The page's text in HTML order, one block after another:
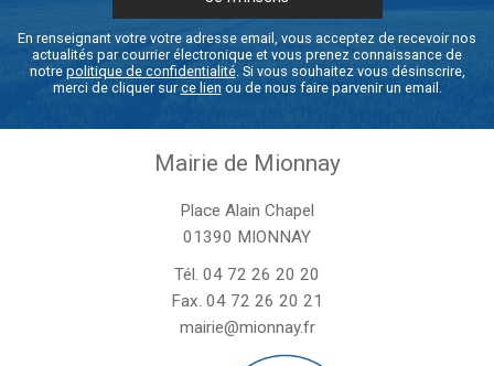
En renseignant votre votre adresse email, vous acceptez de recevoir nos
actualités par courrier électronique et vous prenez connaissance de
notre politique de confidentialité. Si vous souhaitez vous désinscrire,
merci de cliquer surce lien ou de nous faire parvenir un email.
Mairie de Mionnay
Place Alain Chapel
01390 MIONNAY
Tél. 04 72 26 20 20
Fax. 04 72 26 20 21
mairie@mionnay.fr